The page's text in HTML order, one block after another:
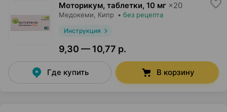
Моторикум, таблетки, 10 мг ×20
Медокеми , Кипр • без рецепта
Инструкция
9,30 — 10,77 р.
Где купить В корзину